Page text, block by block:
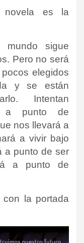
novela es la
sigue
Pero no será
elegidos
y se están
Intentan
a punto de
nos llevará a
a vivir bajo
a punto de ser
a punto de
con la portada